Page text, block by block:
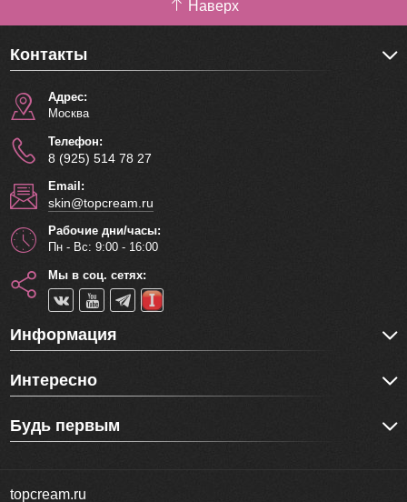
Наверх
Контакты
Адрес:
Москва
Телефон:
8 (925) 514 78 27
Email:
skin@topcream.ru
Рабочие дни/часы:
Пн - Вс: 9:00 - 16:00
Мы в соц. сетях:
Информация
Интересно
Будь первым
topcream.ru